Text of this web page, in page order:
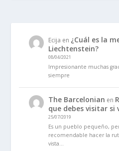
Ecija en ¿Cuál es la
Liechtenstein?
08/04/2021
Impresionante muchas
siempre
The Barcelonian en
que debes visitar si
25/07/2019
Es un pueblo pequeño,
recomendable hacer la
vista…